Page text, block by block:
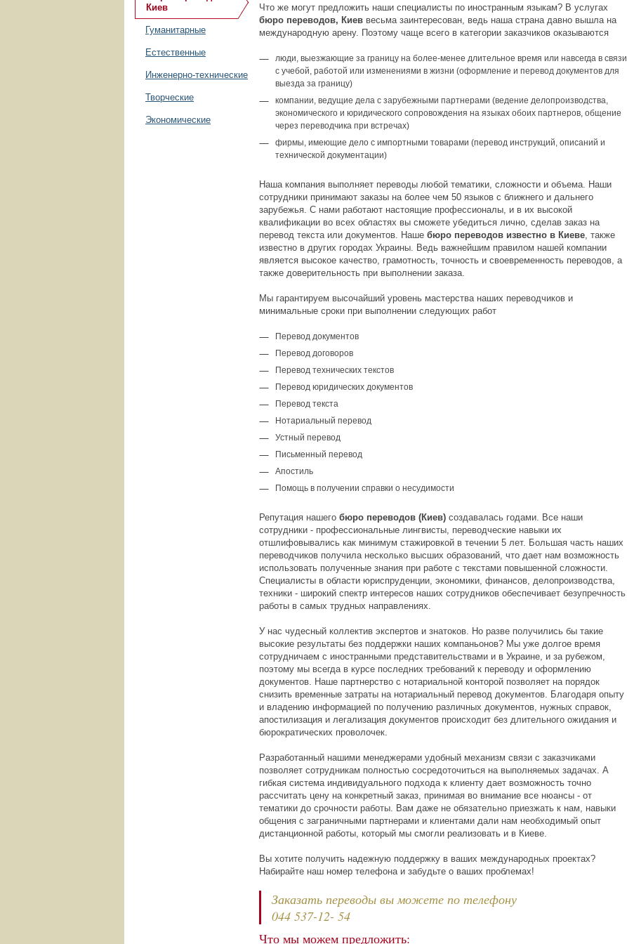
Киев
Гуманитарные
Естественные
Инженерно-технические
Творческие
Экономические
Что же могут предложить наши специалисты по иностранным языкам? В услугах
бюро переводов, Киев весьма заинтересован, ведь наша страна давно вышла на
международную арену. Поэтому чаще всего в категории заказчиков оказываются
люди, выезжающие за границу на более-менее длительное время или навсегда в связи
с учебой, работой или изменениями в жизни (оформление и перевод документов для
выезда за границу)
компании, ведущие дела с зарубежными партнерами (ведение делопроизводства,
экономического и юридического сопровождения на языках обоих партнеров, общение
через переводчика при встречах)
фирмы, имеющие дело с импортными товарами (перевод инструкций, описаний и
технической документации)
Наша компания выполняет переводы любой тематики, сложности и объема. Наши
сотрудники принимают заказы на более чем 50 языков с ближнего и дальнего
зарубежья. С нами работают настоящие профессионалы, и в их высокой
квалификации во всех областях вы сможете убедиться лично, сделав заказ на
перевод текста или документов. Наше бюро переводов известно в Киеве, также
известно в других городах Украины. Ведь важнейшим правилом нашей компании
является высокое качество, грамотность, точность и своевременность переводов, а
также доверительность при выполнении заказа.
Мы гарантируем высочайший уровень мастерства наших переводчиков и
минимальные сроки при выполнении следующих работ
Перевод документов
Перевод договоров
Перевод технических текстов
Перевод юридических документов
Перевод текста
Нотариальный перевод
Устный перевод
Письменный перевод
Апостиль
Помощь в получении справки о несудимости
Репутация нашего бюро переводов (Киев) создавалась годами. Все наши
сотрудники - профессиональные лингвисты, переводческие навыки их
отшлифовывались как минимум стажировкой в течении 5 лет. Большая часть наших
переводчиков получила несколько высших образований, что дает нам возможность
использовать полученные знания при работе с текстами повышенной сложности.
Специалисты в области юриспруденции, экономики, финансов, делопроизводства,
техники - широкий спектр интересов наших сотрудников обеспечивает безупречность
работы в самых трудных направлениях.
У нас чудесный коллектив экспертов и знатоков. Но разве получились бы такие
высокие результаты без поддержки наших компаньонов? Мы уже долгое время
сотрудничаем с иностранными представительствами и в Украине, и за рубежом,
поэтому мы всегда в курсе последних требований к переводу и оформлению
документов. Наше партнерство с нотариальной конторой позволяет на порядок
снизить временные затраты на нотариальный перевод документов. Благодаря опыту
и владению информацией по получению различных документов, нужных справок,
апостилизация и легализация документов происходит без длительного ожидания и
бюрократических проволочек.
Разработанный нашими менеджерами удобный механизм связи с заказчиками
позволяет сотрудникам полностью сосредоточиться на выполняемых задачах. А
гибкая система индивидуального подхода к клиенту дает возможность точно
рассчитать цену на конкретный заказ, принимая во внимание все нюансы - от
тематики до срочности работы. Вам даже не обязательно приезжать к нам, навыки
общения с заграничными партнерами и клиентами дали нам необходимый опыт
дистанционной работы, который мы смогли реализовать и в Киеве.
Вы хотите получить надежную поддержку в ваших международных проектах?
Набирайте наш номер телефона и забудьте о ваших проблемах!
Заказать переводы вы можете по телефону
044 537-12- 54
Что мы можем предложить: